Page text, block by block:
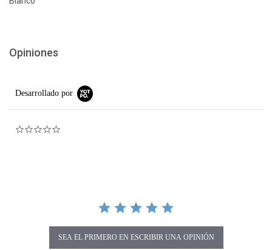
Opiniones
Desarrollado por
SEA EL PRIMERO EN ESCRIBIR UNA OPINIÓN